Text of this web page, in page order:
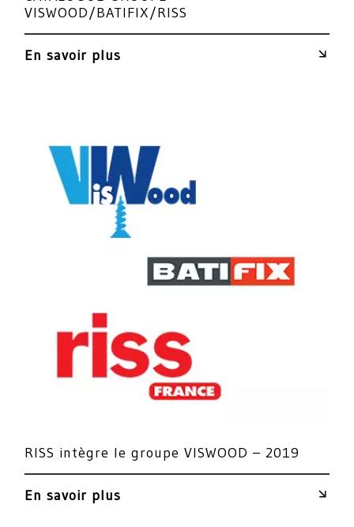
VISWOOD/BATIFIX/RISS
En savoir plus
RISS intègre le groupe VISWOOD – 2019
En savoir plus